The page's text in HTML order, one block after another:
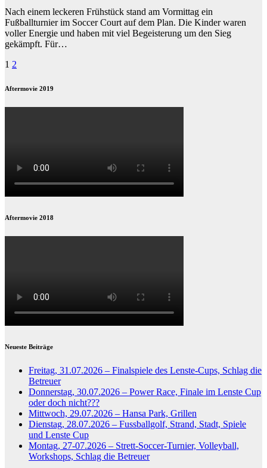
Nach einem leckeren Frühstück stand am Vormittag ein
Fußballturnier im Soccer Court auf dem Plan. Die Kinder waren
voller Energie und haben mit viel Begeisterung um den Sieg
gekämpft. Für…
Seitennummerierung
der
1 2
Aftermovie 2019
Aftermovie 2018
Neueste Beiträge
Freitag, 31.07.2026 – Finalspiele des Lenste-Cups, Schlag die
Betreuer
Donnerstag, 30.07.2026 – Power Race, Finale im Lenste Cup
oder doch nicht???
Mittwoch, 29.07.2026 – Hansa Park, Grillen
Dienstag, 28.07.2026 – Fussballgolf, Strand, Stadt, Spiele
und Lenste Cup
Montag, 27-07.2026 – Strett-Soccer-Turnier, Volleyball,
Workshops, Schlag die Betreuer